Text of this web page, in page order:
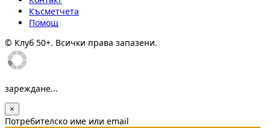
Късметчета
Помощ
© Клуб 50+. Всички права запазени.
зареждане...
×
Потребителско име или email